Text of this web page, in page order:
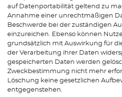
auf Datenportabilität geltend zu
Annahme einer unrechtmäßigen
Beschwerde bei der zuständigen
einzureichen. Ebenso können
grundsätzlich mit Auswirkung für
der Verarbeitung ihrer Daten
gespeicherten Daten werden
Zweckbestimmung nicht mehr
Löschung keine gesetzlichen
entgegenstehen.